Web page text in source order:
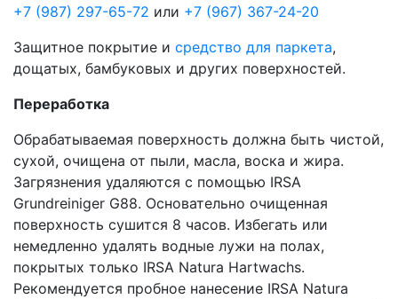
+7 (987) 297-65-72 или +7 (967) 367-24-20
Защитное покрытие и средство для паркета,
дощатых, бамбуковых и других поверхностей.
Переработка
Обрабатываемая поверхность должна быть чистой,
сухой, очищена от пыли, масла, воска и жира.
Загрязнения удаляются с помощью IRSA
Grundreiniger G88. Основательно очищенная
поверхность сушится 8 часов. Избегать или
немедленно удалять водные лужи на полах,
покрытых только IRSA Natura Hartwachs.
Рекомендуется пробное нанесение IRSA Natura